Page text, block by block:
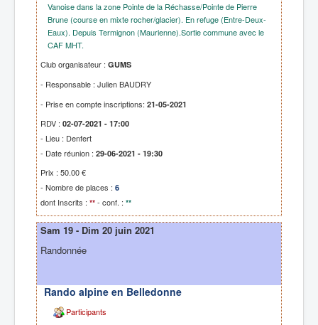
Vanoise dans la zone Pointe de la Réchasse/Pointe de Pierre
Brune (course en mixte rocher/glacier). En refuge (Entre-Deux-
Eaux). Depuis Termignon (Maurienne).Sortie commune avec le
CAF MHT.
Club organisateur : GUMS
- Responsable : Julien BAUDRY
- Prise en compte inscriptions: 21-05-2021
RDV : 02-07-2021 - 17:00
- Lieu : Denfert
- Date réunion : 29-06-2021 - 19:30
Prix : 50.00 €
- Nombre de places : 6
dont Inscrits : ** - conf. : **
Sam 19 - Dim 20 juin 2021
Randonnée
Rando alpine en Belledonne
Participants